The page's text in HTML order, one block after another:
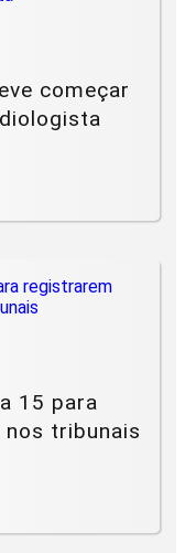
começar
15 para
tribunais